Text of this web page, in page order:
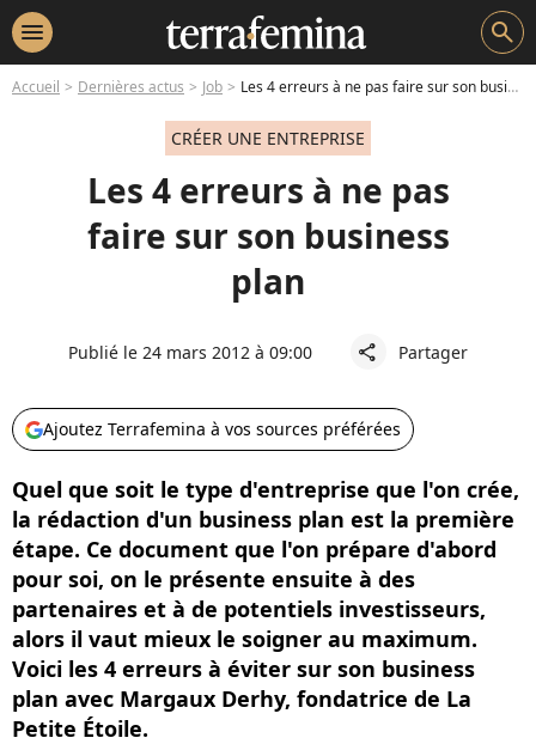
menu search
Accueil Dernières actus Job Les 4 erreurs à ne pas faire sur son business plan
CRÉER UNE ENTREPRISE
Les 4 erreurs à ne pas
faire sur son business
plan
Publié le 24 mars 2012 à 09:00 share Partager
Ajoutez Terrafemina à vos sources préférées
Quel que soit le type d'entreprise que l'on crée,
la rédaction d'un business plan est la première
étape. Ce document que l'on prépare d'abord
pour soi, on le présente ensuite à des
partenaires et à de potentiels investisseurs,
alors il vaut mieux le soigner au maximum.
Voici les 4 erreurs à éviter sur son business
plan avec Margaux Derhy, fondatrice de La
Petite Étoile.